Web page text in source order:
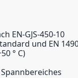
EN-GJS-450-10
und EN
° C)